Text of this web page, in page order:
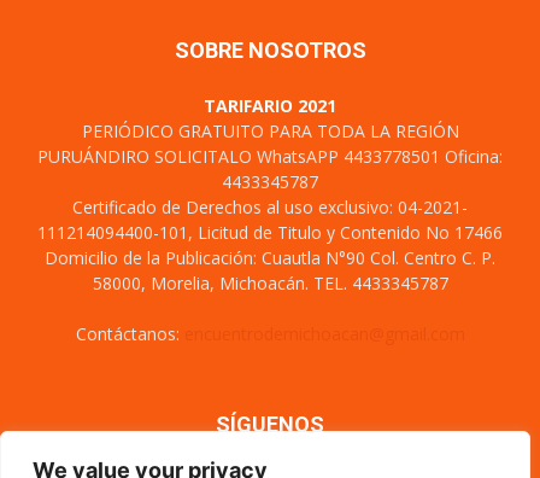
We value your privacy
SOBRE NOSOTROS
TARIFARIO 2021
PERIÓDICO GRATUITO PARA TODA LA REGIÓN
PURUÁNDIRO SOLICITALO WhatsAPP 4433778501 Oficina:
4433345787
Certificado de Derechos al uso exclusivo: 04-2021-
111214094400-101, Licitud de Titulo y Contenido No 17466
Domicilio de la Publicación: Cuautla N°90 Col. Centro C. P.
58000, Morelia, Michoacán. TEL. 4433345787
Contáctanos:
SÍGUENOS